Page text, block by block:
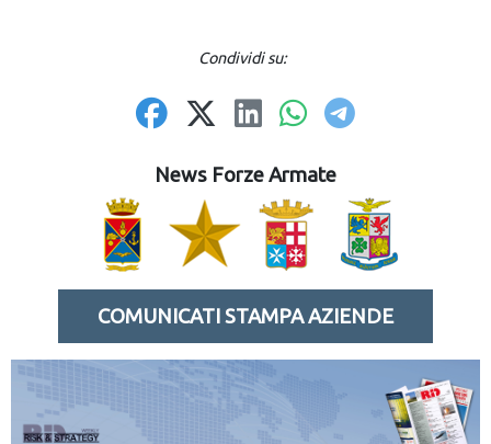
Condividi su:
News Forze Armate
COMUNICATI STAMPA AZIENDE